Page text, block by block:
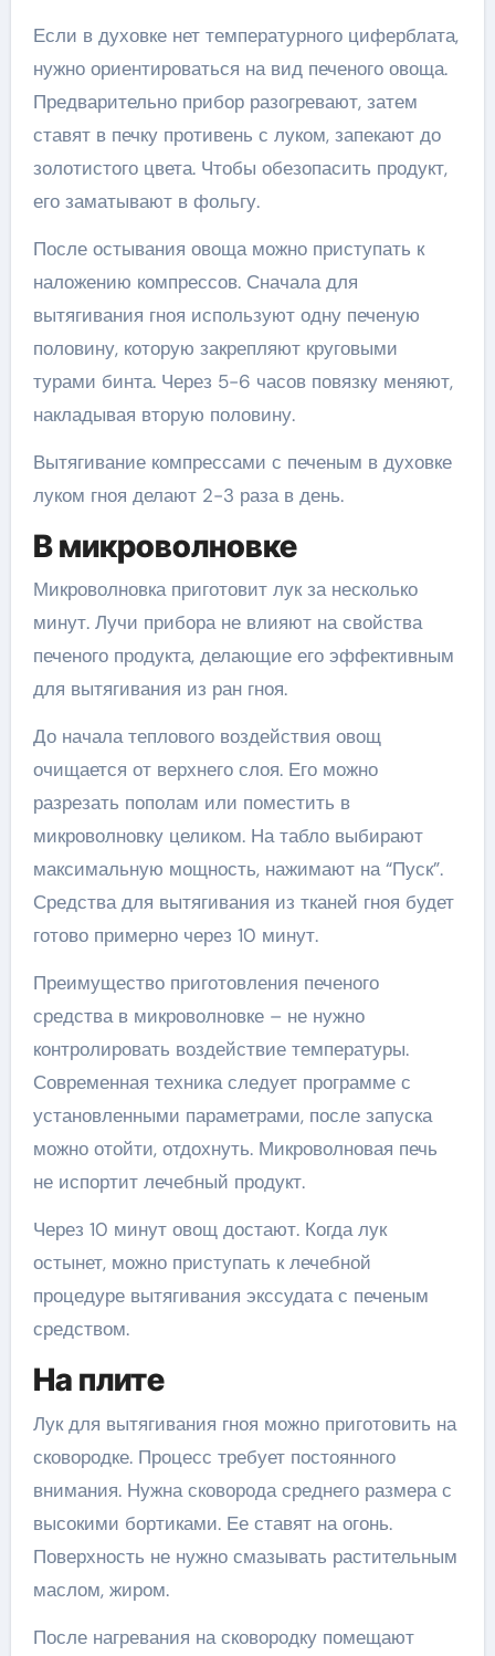
Если в духовке нет температурного циферблата,
нужно ориентироваться на вид печеного овоща.
Предварительно прибор разогревают, затем
ставят в печку противень с луком, запекают до
золотистого цвета. Чтобы обезопасить продукт,
его заматывают в фольгу.
После остывания овоща можно приступать к
наложению компрессов. Сначала для
вытягивания гноя используют одну печеную
половину, которую закрепляют круговыми
турами бинта. Через 5-6 часов повязку меняют,
накладывая вторую половину.
Вытягивание компрессами с печеным в духовке
луком гноя делают 2-3 раза в день.
В микроволновке
Микроволновка приготовит лук за несколько
минут. Лучи прибора не влияют на свойства
печеного продукта, делающие его эффективным
для вытягивания из ран гноя.
До начала теплового воздействия овощ
очищается от верхнего слоя. Его можно
разрезать пополам или поместить в
микроволновку целиком. На табло выбирают
максимальную мощность, нажимают на “Пуск”.
Средства для вытягивания из тканей гноя будет
готово примерно через 10 минут.
Преимущество приготовления печеного
средства в микроволновке – не нужно
контролировать воздействие температуры.
Современная техника следует программе с
установленными параметрами, после запуска
можно отойти, отдохнуть. Микроволновая печь
не испортит лечебный продукт.
Через 10 минут овощ достают. Когда лук
остынет, можно приступать к лечебной
процедуре вытягивания экссудата с печеным
средством.
На плите
Лук для вытягивания гноя можно приготовить на
сковородке. Процесс требует постоянного
внимания. Нужна сковорода среднего размера с
высокими бортиками. Ее ставят на огонь.
Поверхность не нужно смазывать растительным
маслом, жиром.
После нагревания на сковородку помещают